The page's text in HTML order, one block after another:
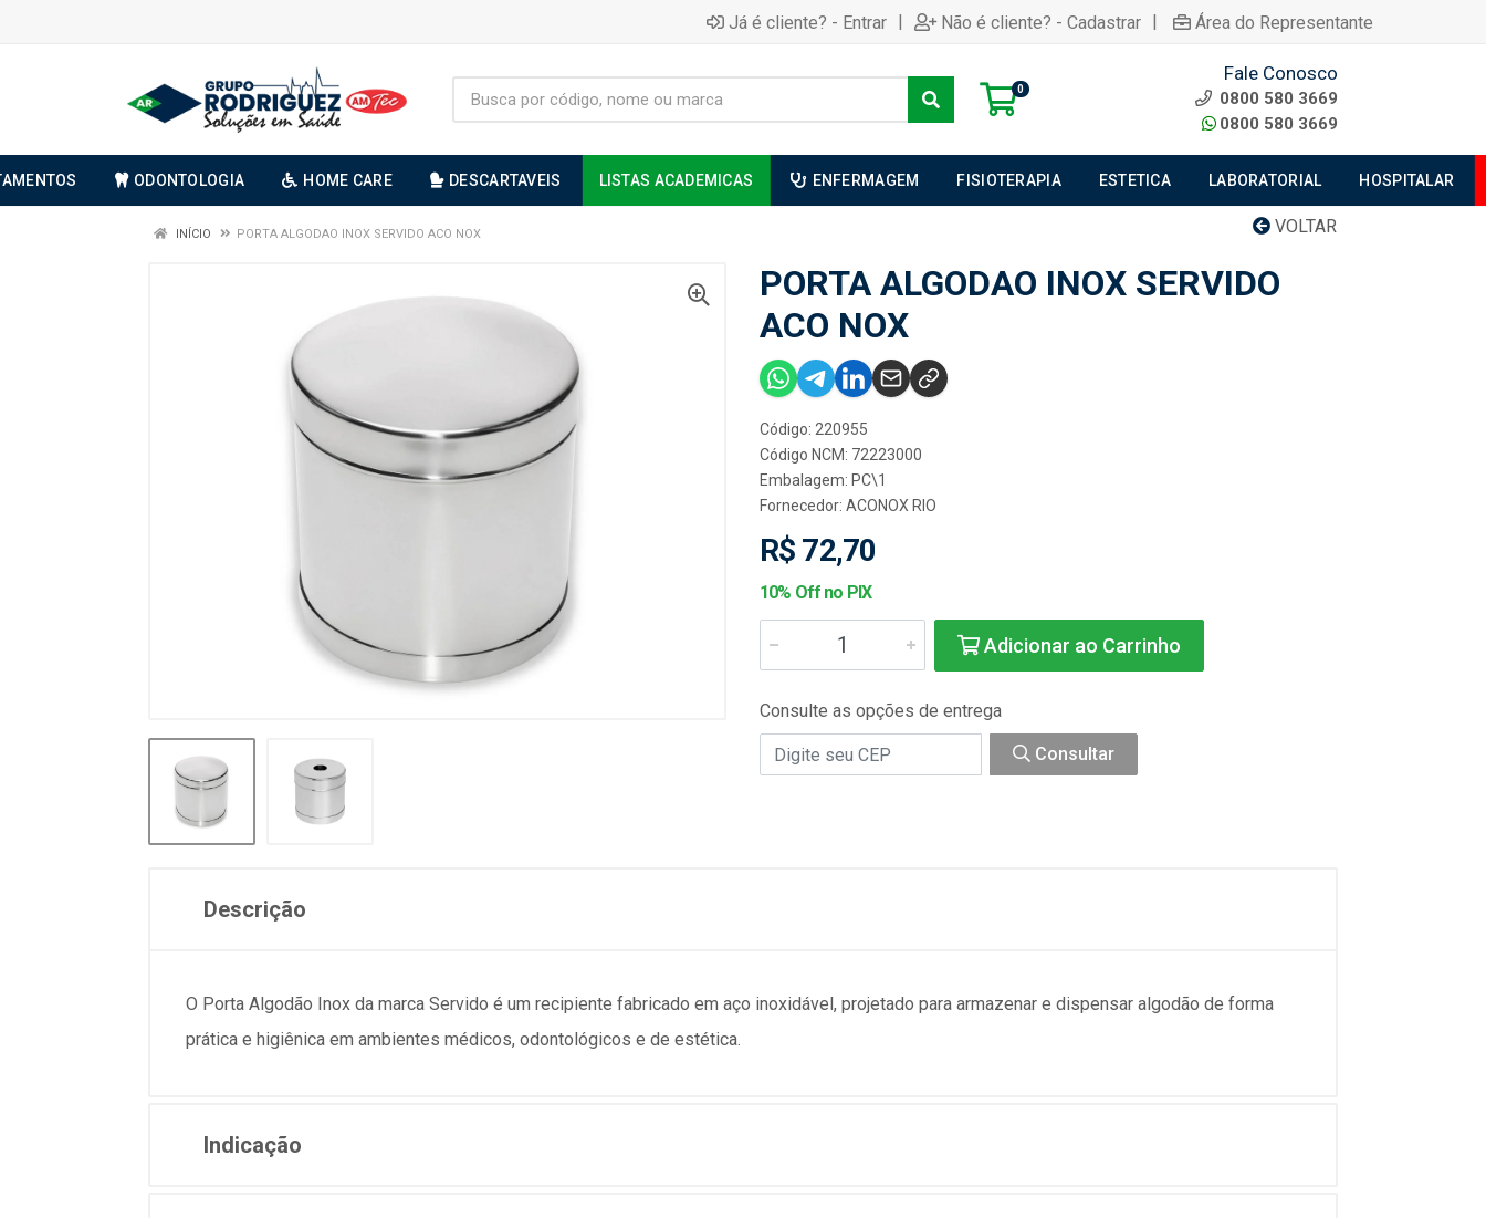
Já é cliente? - Entrar | Não é cliente? - Cadastrar | Área do Representante
0
Fale Conosco
0800 580 3669
0800 580 3669
ODONTOLOGIA HOME CARE DESCARTAVEIS LISTAS ACADEMICAS ENFERMAGEM FISIOTERAPIA ESTETICA LABORATORIAL HOSPITALAR
VOLTAR
INÍCIO PORTA ALGODAO INOX SERVIDO ACO NOX
PORTA ALGODAO INOX SERVIDO
ACO NOX
Código: 220955
Código NCM: 72223000
Embalagem: PC\1
Fornecedor: ACONOX RIO
R$ 72,70
10% Off no PIX
Adicionar ao Carrinho
Consulte as opções de entrega
Consultar
Descrição
O Porta Algodão Inox da marca Servido é um recipiente fabricado em aço inoxidável, projetado para armazenar e dispensar algodão de forma
prática e higiênica em ambientes médicos, odontológicos e de estética.
Indicação